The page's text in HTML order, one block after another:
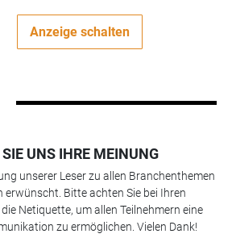
Anzeige schalten
UNS IHRE MEINUNG
unserer Leser zu allen Branchenthemen
erwünscht. Bitte achten Sie bei Ihren
Netiquette, um allen Teilnehmern eine
zu ermöglichen. Vielen Dank!